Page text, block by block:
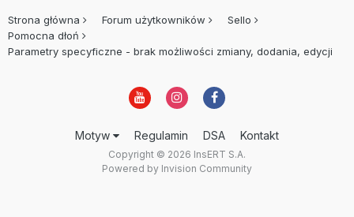
Strona główna Forum użytkowników
Sello
Pomocna dłoń
Parametry specyficzne - brak możliwości zmiany, dodania, edycji
Motyw Regulamin DSA Kontakt
Copyright © 2026 InsERT S.A.
Powered by Invision Community